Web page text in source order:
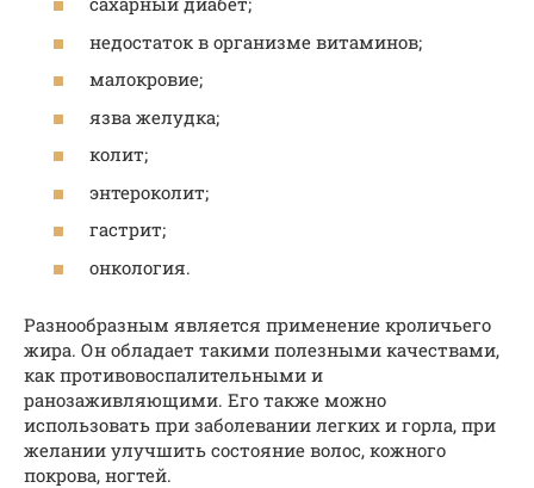
недостаток в организме витаминов;
малокровие;
язва желудка;
колит;
энтероколит;
гастрит;
онкология.
Разнообразным является применение кроличьего
жира. Он обладает такими полезными качествами,
как противовоспалительными и
ранозаживляющими. Его также можно
использовать при заболевании легких и горла, при
желании улучшить состояние волос, кожного
покрова, ногтей.